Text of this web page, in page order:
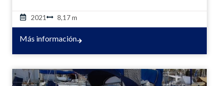
2021 8,17 m
Más información